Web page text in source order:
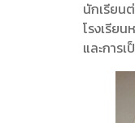
นักเรียน
โรงเรีย
และการ